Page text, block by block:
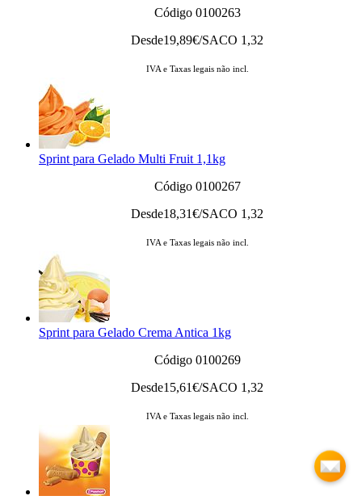
Código 0100263
Desde19,89€/SACO 1,32
IVA e Taxas legais não incl.
Sprint para Gelado Multi Fruit 1,1kg
Código 0100267
Desde18,31€/SACO 1,32
IVA e Taxas legais não incl.
Sprint para Gelado Crema Antica 1kg
Código 0100269
Desde15,61€/SACO 1,32
IVA e Taxas legais não incl.